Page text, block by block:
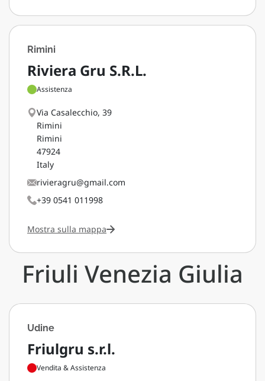
Rimini
Riviera Gru S.R.L.
Assistenza
Via Casalecchio, 39
Rimini
Rimini
47924
Italy
rivieragru@gmail.com
+39 0541 011998
Mostra sulla mappa
Friuli Venezia Giulia
Udine
Friulgru s.r.l.
Vendita & Assistenza